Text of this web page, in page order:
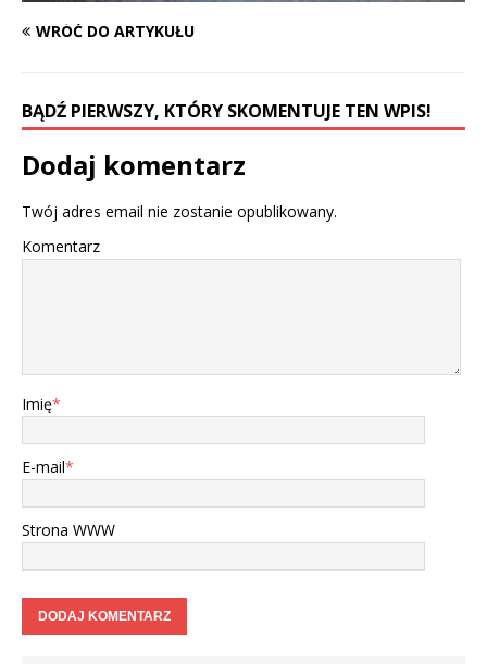
WRÓĆ DO ARTYKUŁU
BĄDŹ PIERWSZY, KTÓRY SKOMENTUJE TEN WPIS!
Dodaj komentarz
Twój adres email nie zostanie opublikowany.
Komentarz
Imię*
E-mail*
Strona WWW